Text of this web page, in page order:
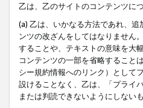
乙は、乙のサイトのコンテンツに
(a) 乙は、いかなる方法であれ、
ンツの改ざんをしてはなりません
することや、テキストの意味を大
コンテンツの一部を省略すること
シー規約情報へのリンク）として
設けることなく、乙は、「プライ
または判読できないようにしない